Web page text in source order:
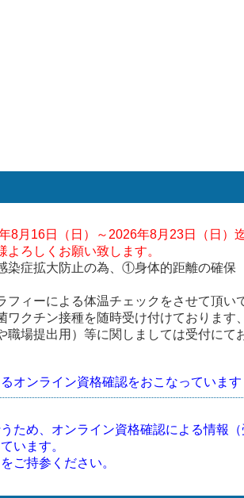
8月16日（日）～2026年8月23日（日）
ろしくお願い致します。
染症拡大防止の為、①身体的距離の
フィーによる体温チェックをさせて頂い
ワクチン接種を随時受け付けております
場提出用）等に関しましては受付にて
オンライン資格確認をおこなっています
ため、オンライン資格確認による情報
います。
ご持参ください。